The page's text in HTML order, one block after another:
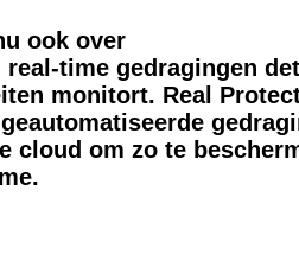
ook over
real-time gedragingen
monitort. Real
cloud om zo te